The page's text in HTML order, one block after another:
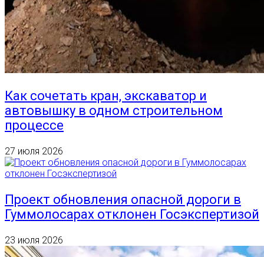
Как сочетать кран, экскаватор и
автовышку в одном строительном
процессе
27 июля 2026
Проект обновления опасной дороги в
Гуммолосарах отклонен Госэкспертизой
23 июля 2026